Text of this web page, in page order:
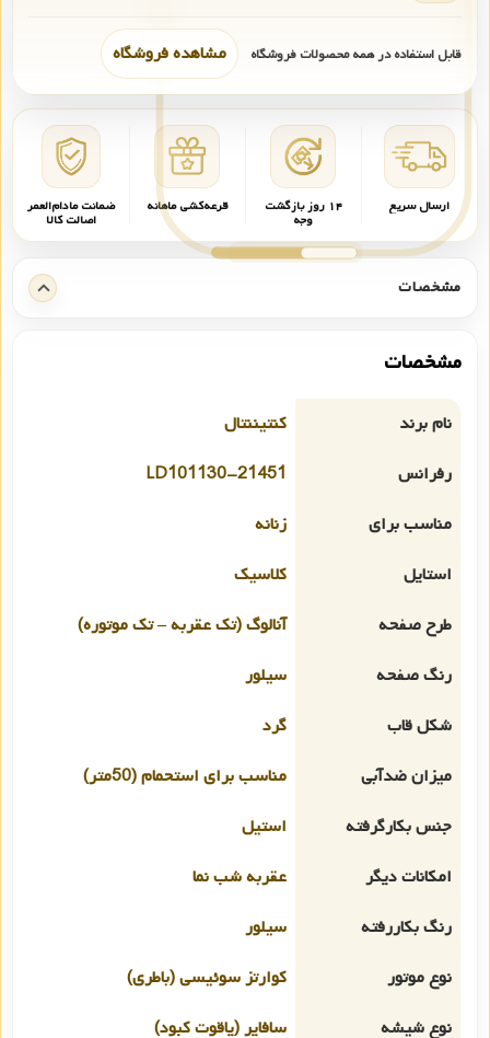
قابل استفاده در همه محصولات فروشگاه مشاهده فروشگاه
ارسال سریع ۱۴ روز بازگشت
وجه
قرعه‌کشی ماهانه ضمانت مادام‌العمر
اصالت کالا
مشخصات
مشخصات
نام برند
کنتیننتال
رفرانس
21451-LD101130
مناسب برای
زنانه
استایل
کلاسیک
طرح صفحه
آنالوگ (تک عقربه – تک موتوره)
رنگ صفحه
سیلور
شکل قاب
گرد
میزان ضدآبی
مناسب برای استحمام (50متر)
جنس بکارگرفته
استیل
امکانات دیگر
عقربه شب نما
رنگ بکاررفته
سیلور
نوع موتور
کوارتز سوئیسی (باطری)
نوع شیشه
سافایر (یاقوت کبود)